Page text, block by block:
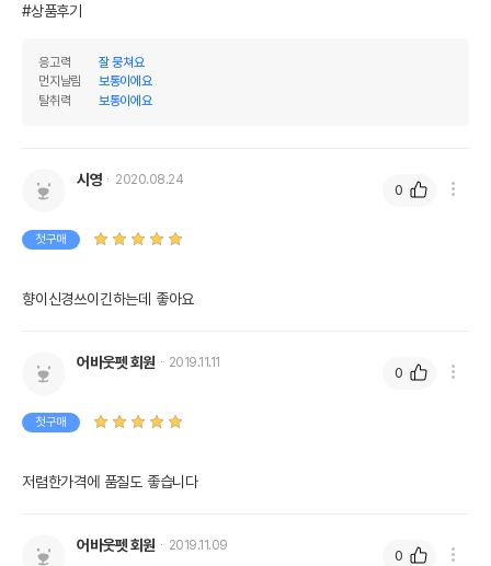
#상품후기
응고력
잘 뭉쳐요
먼지날림
보통이에요
탈취력
보통이에요
시영 2020.08.24
첫구매
향이신경쓰이긴하는데 좋아요
0
어바웃펫 회원 2019.11.11
첫구매
저렴한가격에 품질도 좋습니다
0
어바웃펫 회원 2019.11.09
0